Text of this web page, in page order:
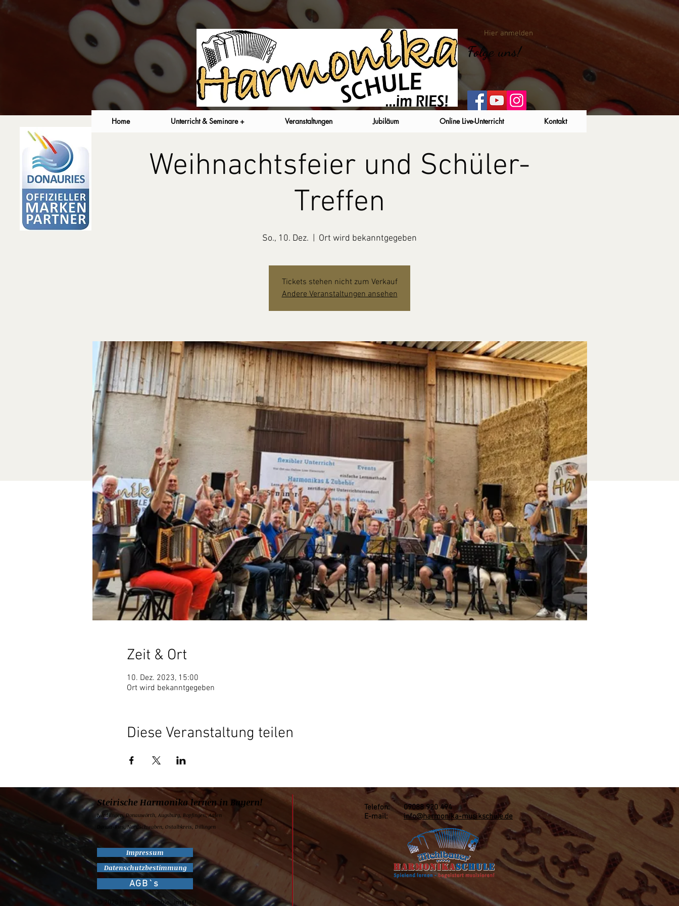
Hier anmelden
Folge uns!
Weihnachtsfeier und Schüler-
Treffen
So., 10. Dez. Ort wird bekanntgegeben
Tickets stehen nicht zum Verkauf
Andere Veranstaltungen ansehen
Zeit & Ort
10. Dez. 2023, 15:00
Ort wird bekanntgegeben
Diese Veranstaltung teilen
Home Unterricht & Seminare + Veranstaltungen Jubiläum Online Live-Unterricht Kontakt
Steirische Harmonika lernen in Bayern!
Nördlingen,Donauwörth,Augsburg, Bopfingen,Aalen
Donau-Ries, Nordschwaben, Ostalbkreis, Dillingen
Telefon: 09088 920 494
E-mail:info@harmonika-musikschule.de
Datenschutzbestimmung
Impressum
© 2025 Harmonikaschule...im Ries!
AGB`s